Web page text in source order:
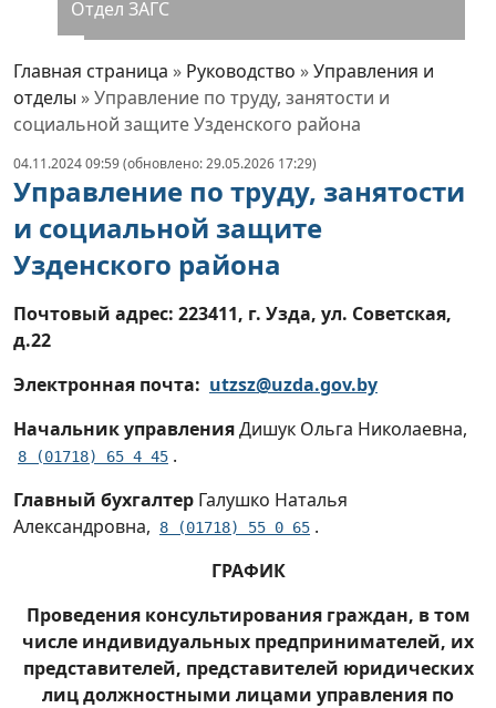
Главная страница » Руководство »Управления и
отделы »Управление по труду, занятости и
социальной защите Узденского района
04.11.2024 09:59 (обновлено: 29.05.2026 17:29)
Управление по труду, занятости
и социальной защите
Узденского района
Почтовый адрес: 223411, г. Узда, ул. Советская,
д.22
Электронная почта: utzsz@uzda.gov.by
Начальник управленияДишук Ольга Николаевна,
8 (01718) 65 4 45 .
Главный бухгалтер Галушко Наталья
Александровна,
8 (01718) 55 0 65 .
ГРАФИК
Проведения консультирования граждан, в том
числе индивидуальных предпринимателей, их
представителей, представителей юридических
лиц должностными лицами управления по
Отдел ЗАГС
Административные процедуры
100-летие со дня образования
органов ЗАГС
Отдел жилищно-коммунального
хозяйства, архитектуры и строительства
Тепловая модернизация жилых домов
Наличие оснований для признания
о поиске правообладателей жилых
пустующих
Отдел идеологической работы и по
делам молодежи
Управление по образованию и спорту
Районные службы и организации,
инспекции и представительства
республиканских и областных структур